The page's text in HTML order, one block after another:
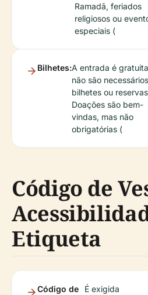
Ramadã, feriados
religiosos ou
especiais (
Bilhetes:A entrada é
não são necessários
bilhetes ou
Doações são bem-
vindas, mas não
obrigatórias (
Código de
Etiqueta
Código de
É exigida